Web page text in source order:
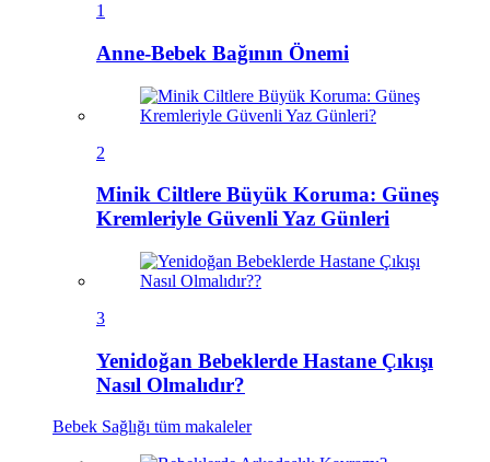
1
Anne-Bebek Bağının Önemi
2
Minik Ciltlere Büyük Koruma: Güneş
Kremleriyle Güvenli Yaz Günleri
3
Yenidoğan Bebeklerde Hastane Çıkışı
Nasıl Olmalıdır?
Bebek Sağlığı tüm makaleler